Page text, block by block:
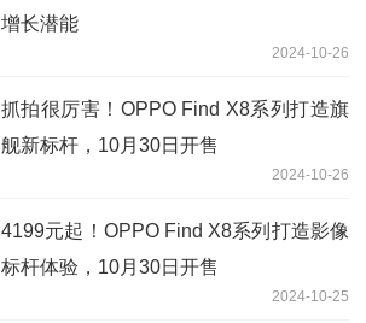
增长潜能
2024-10-26
抓拍很厉害！OPPO Find X8系列打造旗
舰新标杆，10月30日开售
2024-10-26
4199元起！OPPO Find X8系列打造影像
标杆体验，10月30日开售
2024-10-25